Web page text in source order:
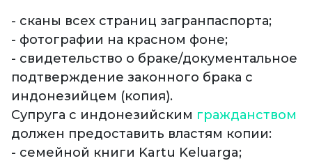
- сканы всех страниц загранпаспорта;
- фотографии на красном фоне;
- свидетельство о браке/документальное
подтверждение законного брака с
индонезийцем (копия).
Супруга с индонезийским гражданством
должен предоставить властям копии:
- семейной книги Kartu Keluarga;